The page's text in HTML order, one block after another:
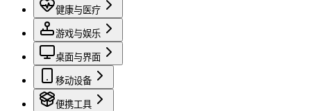
健康与医疗
游戏与娱乐
桌面与界面
移动设备
便携工具